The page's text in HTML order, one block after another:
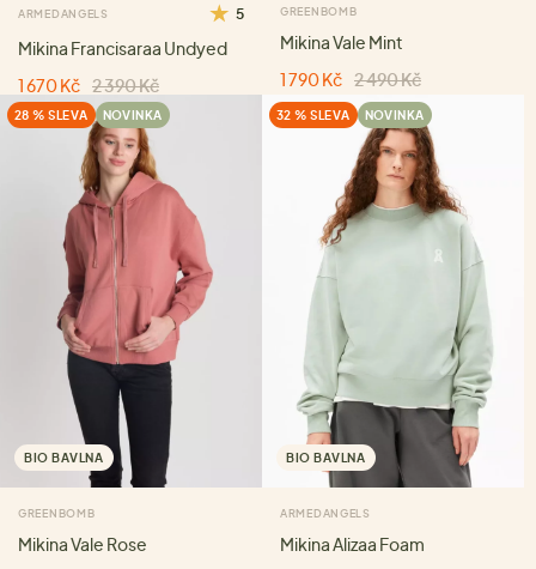
ARMEDANGELS 5
Mikina Francisaraa Undyed
1 670 Kč 2 390 Kč
GREENBOMB
Mikina Vale Mint
1 790 Kč 2 490 Kč
28 % SLEVA NOVINKA
BIO BAVLNA
GREENBOMB
Mikina Vale Rose
32 % SLEVA NOVINKA
BIO BAVLNA
ARMEDANGELS
Mikina Alizaa Foam